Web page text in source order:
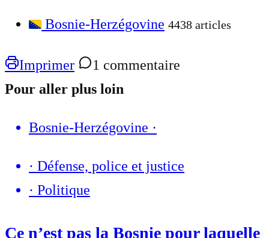
Bosnie-Herzégovine 4438 articles
Imprimer
1 commentaire
Pour aller plus loin
Bosnie-Herzégovine ·
· Défense, police et justice
· Politique
Ce n’est pas la Bosnie pour laquelle